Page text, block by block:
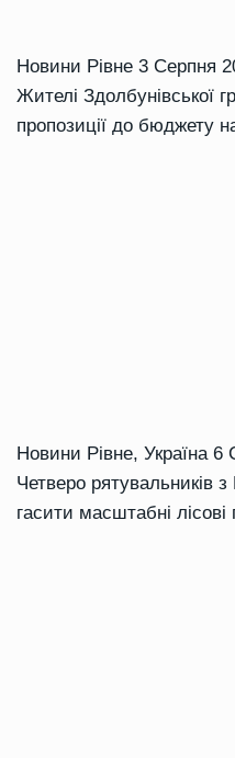
Новини Рівне 3 Серпня
Жителі Здолбунівської
пропозиції до бюджету
Новини Рівне, Україна 6
Четверо рятувальників
гасити масштабні